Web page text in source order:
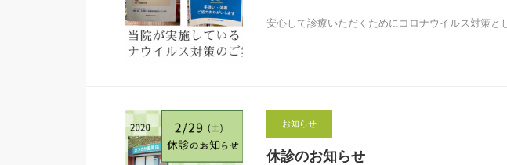
安心して診療いただくためにコロナウイルス対策
お知らせ
休診のお知らせ